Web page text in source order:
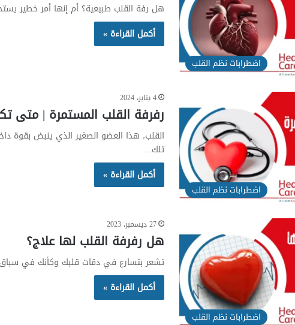
اضطرابات نظم القلب
هل رفة القلب طبيعية؟ أم إنها أمر خطير
أكمل القراءة »
اضطرابات نظم القلب
4 يناير، 2024
رفرفة القلب المستمرة | متى
القلب، هذا العضو الصغير الذي ينبض بقوة
تلك…
أكمل القراءة »
اضطرابات نظم القلب
27 ديسمبر، 2023
هل رفرفة القلب لها علاج؟
تشعر بتسارع في دقات قلبك وكأنك في
أكمل القراءة »